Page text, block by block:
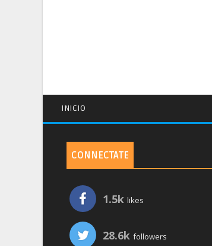
INICIO
CONNECTATE
1.5k likes
28.6k followers